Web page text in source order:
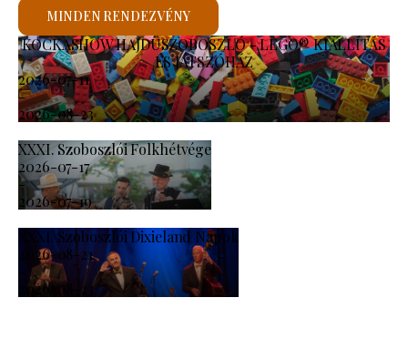
KOCKASHOW HAJDÚSZOBOSZLÓ - LEGO® KIÁLLÍTÁS
ÉS JÁTSZÓHÁZ
2026-07-11
-
2026-08-23
XXXI. Szoboszlói Folkhétvége
2026-07-17
-
2026-07-19
XXXI. Szoboszlói Dixieland Napok
2026-08-21
-
2026-08-23
MINDEN RENDEZVÉNY